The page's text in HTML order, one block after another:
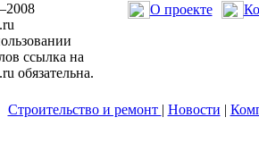
ссылка на
обязательна.
О проекте
Строительство и ремонт | Новости |